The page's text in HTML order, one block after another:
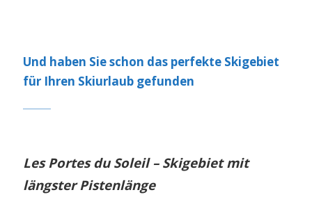
Und haben Sie schon das perfekte Skigebiet
für Ihren Skiurlaub gefunden
Les Portes du Soleil – Skigebiet mit
längster Pistenlänge